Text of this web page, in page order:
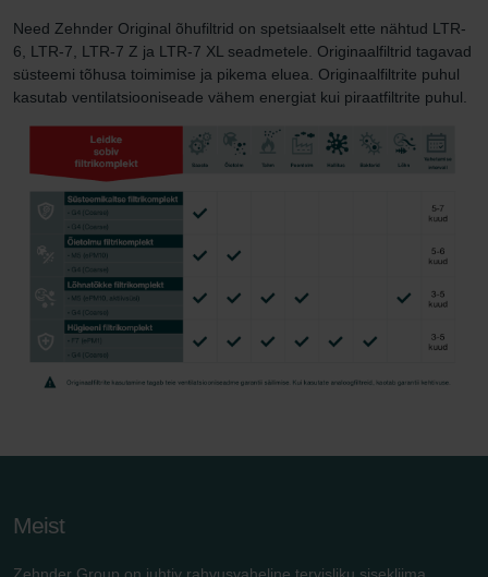
Need Zehnder Original õhufiltrid on spetsiaalselt ette nähtud LTR-
6, LTR-7, LTR-7 Z ja LTR-7 XL seadmetele. Originaalfiltrid tagavad
süsteemi tõhusa toimimise ja pikema eluea. Originaalfiltrite puhul
kasutab ventilatsiooniseade vähem energiat kui piraatfiltrite puhul.
Meist
Zehnder Group on juhtiv rahvusvaheline tervisliku sisekliima